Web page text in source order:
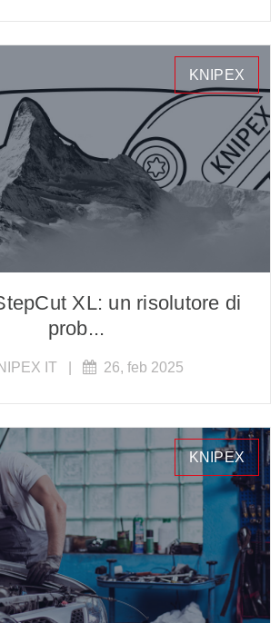
KNIPEX
XL: un risolutore di
prob...
IT| 26, feb 2025
KNIPEX